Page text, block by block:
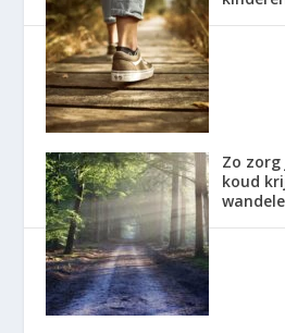
Zo
koud